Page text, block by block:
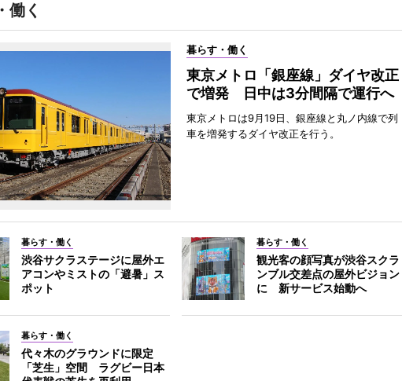
働く
暮らす・働く
東京メトロ「銀座線」ダイヤ改正
で増発 日中は3分間隔で運行へ
東京メトロは9月19日、銀座線と丸ノ内線で列
車を増発するダイヤ改正を行う。
暮らす・働く
渋谷サクラステージに屋外エ
アコンやミストの「避暑」ス
ポット
暮らす・働く
観光客の顔写真が渋谷スクラ
ンブル交差点の屋外ビジョン
に 新サービス始動へ
暮らす・働く
代々木のグラウンドに限定
「芝生」空間 ラグビー日本